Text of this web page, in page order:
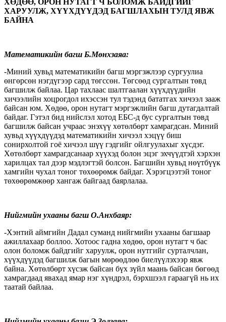
ХАРУУЛЖ, ХҮҮХДҮҮДЭД БАГШЛАХЫН ТУЛД ЯВЖ
БАЙНА
Математикийн багш Б.Мөнхзаяа:
-Миний хувьд математикийн багш мэргэжлээр сургуулиа
өнгөрсөн нэгдүгээр сард төгссөн. Төгсөөд сургалтын төвд
багшилж байлаа. Цар тахлаас шалтгаалан хүүхдүүдийн
хичээлийн хоцрогдол ихэссэн тул тэдэнд бататгах хичээл зааж
байсан юм. Хөдөө, орон нутагт мэргэжлийн багш дутагдалтай
байдаг. Гэтэл бид нийслэл хотод ЕБС-д бус сургалтын төвд
багшилж байсан учраас энэхүү хөтөлбөрт хамрагдсан. Миний
хувьд хүүхдүүдэд математикийн хичээл хэцүү биш
сонирхолтой гоё хичээл шүү гэдгийг ойлгуулахыг хүсдэг.
Хөтөлбөрт хамрагдсанаар хүүхэд болон эцэг эхчүүдтэй хэрхэн
харилцах тал дээр мэдлэгтэй болсон. Багшийн хувьд нөүтбүүк
хамгийн чухал тоног төхөөрөмж байдаг. Хэрэгцээтэй тоног
төхөөрөмжөөр хангаж байгаад баярлалаа.
Нийгмийн ухааны багш О.Анхбаяр:
-Хэнтий аймгийн Дадал суманд нийгмийн ухааны багшаар
ажиллахаар боллоо. Хотоос гадна хөдөө, орон нутагт ч бас
олон боломж байдгийг харуулж, орон нутгийг сурталчлан,
хүүхдүүдэд багшилж багын мөрөөдлөө биелүүлэхээр явж
байна. Хөтөлбөрт хүсэж байсан бүх зүйл маань байсан бөгөөд
хамрагдаад явахад ямар нэг хүндрэл, бэрхшээл гараагүй нь их
таатай байлаа.